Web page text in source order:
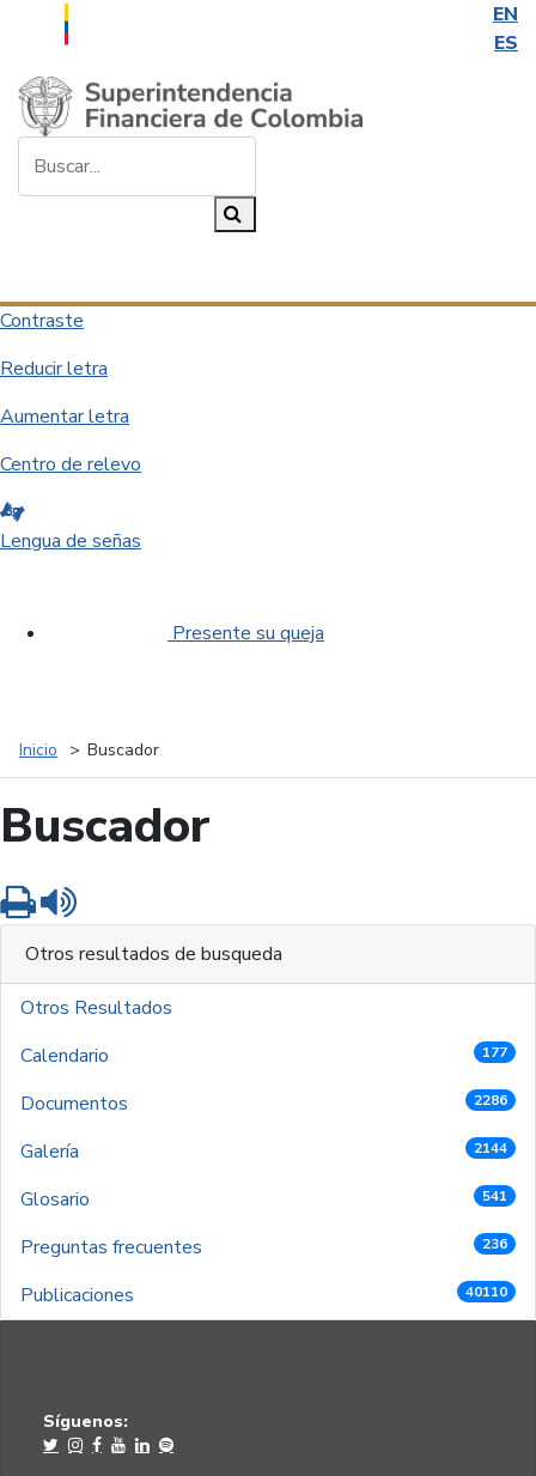
EN
ES
Saltar al contenido principal
Contraste
Reducir letra
Aumentar letra
Centro de relevo
Lengua de señas
Presente su queja
Inicio Buscador
Buscador
Imprimir
Otros resultados de busqueda
Otros Resultados
Calendario
177
Documentos 2286
Galería 2144
Glosario 541
Preguntas frecuentes 236
Publicaciones 40110
Síguenos: